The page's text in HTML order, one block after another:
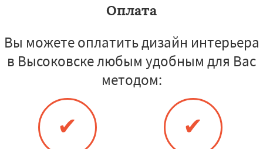
Оплата
Вы можете оплатить дизайн интерьера
в Высоковске любым удобным для Вас
методом:
✔ ✔